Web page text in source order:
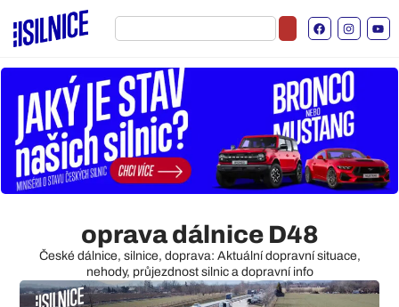
oprava dálnice D48
České dálnice, silnice, doprava: Aktuální dopravní situace,
nehody, průjezdnost silnic a dopravní info